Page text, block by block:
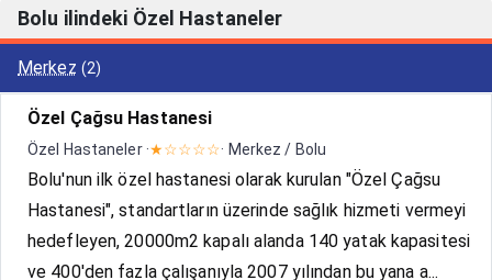
Bolu ilindeki Özel Hastaneler
Merkez (2)
Özel Çağsu Hastanesi
Özel Hastaneler ·★☆☆☆☆· Merkez / Bolu
Bolu'nun ilk özel hastanesi olarak kurulan "Özel Çağsu
Hastanesi", standartların üzerinde sağlık hizmeti vermeyi
hedefleyen, 20000m2 kapalı alanda 140 yatak kapasitesi
ve 400'den fazla çalışanıyla 2007 yılından bu yana a...